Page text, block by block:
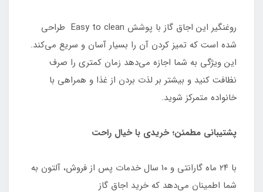
روغنگیر این اجاق گاز با پوشش Easy to clean طراحی
شده است که تمیز کردن آن را بسیار آسان و سریع می‌کند.
این ویژگی به شما اجازه می‌دهد زمان کمتری را صرف
نظافت کنید و بیشتر بر لذت بردن از غذا و همراهی با
خانواده متمرکز شوید.
پشتیبانی مطمئن؛ خریدی با خیال راحت
با ۲۴ ماه گارانتی و ۱۰ سال خدمات پس از فروش، آلتون به
شما اطمینان می‌دهد که خرید اجاق گاز